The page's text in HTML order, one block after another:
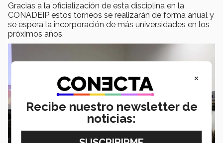
Gracias a la oficialización de esta disciplina en la
CONADEIP estos torneos se realizarán de forma anual y
se espera la incorporación de más universidades en los
próximos años.
×
Recibe nuestro newsletter de
noticias: